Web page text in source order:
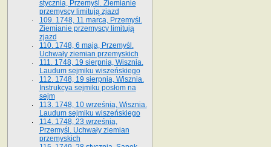
stycznia, Przemyśl. Ziemianie
przemyscy limitują zjazd
109. 1748, 11 marca, Przemyśl.
Ziemianie przemyscy limitują
zjazd
110. 1748, 6 maja, Przemyśl.
Uchwały ziemian przemyskich
111. 1748, 19 sierpnia, Wisznia.
Laudum sejmiku wiszeńskiego
112. 1748, 19 sierpnia, Wisznia.
Instrukcya sejmiku posłom na
sejm
113. 1748, 10 września, Wisznia.
Laudum sejmiku wiszeńskiego
114. 1748, 23 września,
Przemyśl. Uchwały ziemian
przemyskich